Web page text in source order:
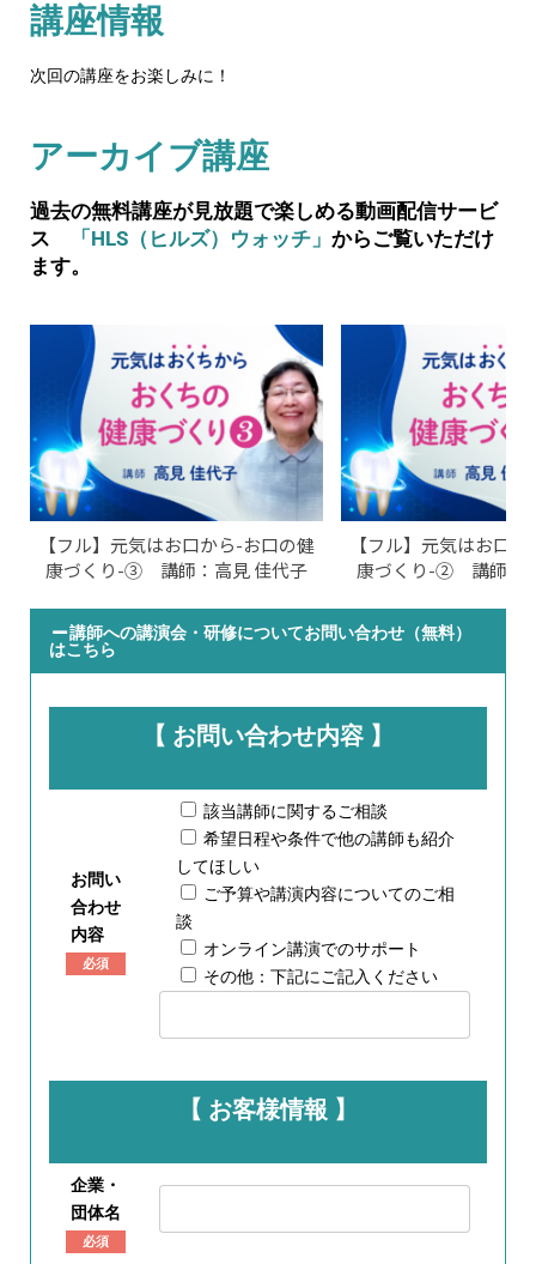
講座情報
次回の講座をお楽しみに！
アーカイブ講座
過去の無料講座が見放題で楽しめる動画配信サービ
ス
「HLS（ヒルズ）ウォッチ」 からご覧いただけ
ます。
【フル】元気はお口から-お口の健
康づくり-③ 講師：高見 佳代子
【フル】元気はお口
康づくり-② 講師：
講師への講演会・研修についてお問い合わせ（無料）
はこちら
【 お問い合わせ内容 】
お問い
合わせ
内容
必須
該当講師に関するご相談
希望日程や条件で他の講師も紹介
してほしい
ご予算や講演内容についてのご相
談
オンライン講演でのサポート
その他：下記にご記入ください
【 お客様情報 】
企業・
団体名
必須